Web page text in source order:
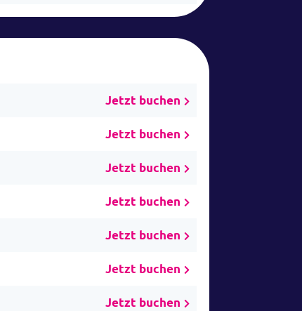
Jetzt buchen
Jetzt buchen
Jetzt buchen
Jetzt buchen
Jetzt buchen
Jetzt buchen
Jetzt buchen